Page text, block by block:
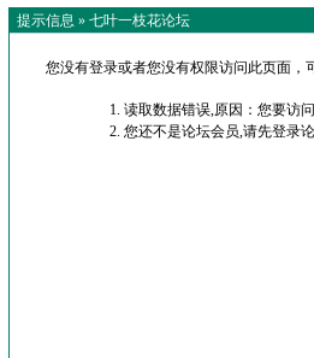
提示信息 » 七叶一枝花论坛
您没有登录或者您没有权限访问此页面，
读取数据错误,原因：您要访
您还不是论坛会员,请先登录